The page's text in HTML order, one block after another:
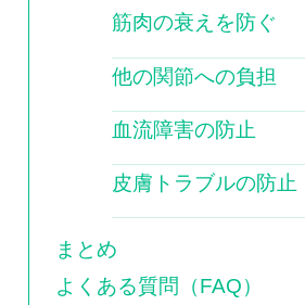
筋肉の衰えを防ぐ
他の関節への負担
血流障害の防止
皮膚トラブルの防止
まとめ
よくある質問（FAQ）